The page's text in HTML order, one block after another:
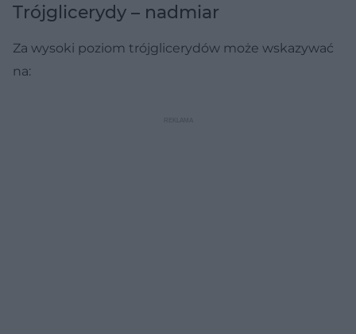
Trójglicerydy – nadmiar
Za wysoki poziom trójglicerydów może wskazywać
na: